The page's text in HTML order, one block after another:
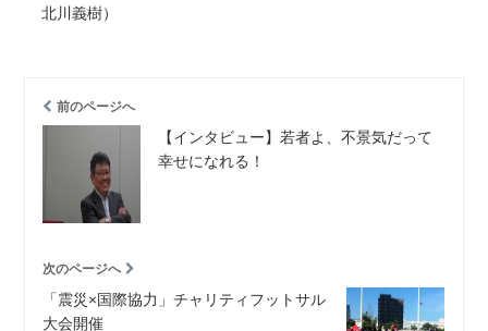
北川義樹）
前のページへ
【インタビュー】若者よ、不景気だって
幸せになれる！
次のページへ
「震災×国際協力」チャリティフットサル
大会開催